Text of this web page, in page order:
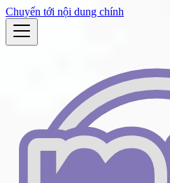
Chuyển tới nội dung chính